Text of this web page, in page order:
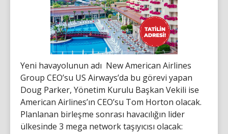
Yeni havayolunun adı New American Airlines
Group CEO’su US Airways’da bu görevi yapan
Doug Parker, Yönetim Kurulu Başkan Vekili ise
American Airlines’ın CEO’su Tom Horton olacak.
Planlanan birleşme sonrası havacılığın lider
ülkesinde 3 mega network taşıyıcısı olacak: